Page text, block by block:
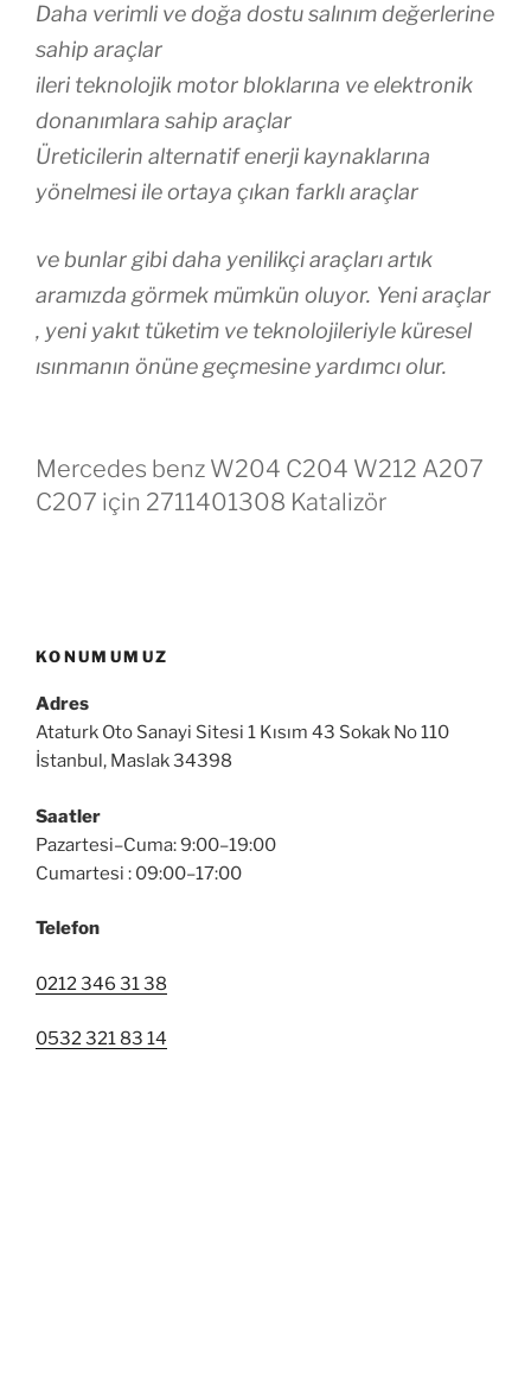
Daha verimli ve doğa dostu salınım değerlerine
sahip araçlar
ileri teknolojik motor bloklarına ve elektronik
donanımlara sahip araçlar
Üreticilerin alternatif enerji kaynaklarına
yönelmesi ile ortaya çıkan farklı araçlar
ve bunlar gibi daha yenilikçi araçları artık
aramızda görmek mümkün oluyor. Yeni araçlar
, yeni yakıt tüketim ve teknolojileriyle küresel
ısınmanın önüne geçmesine yardımcı olur.
Mercedes benz W204 C204 W212 A207
C207 için 2711401308 Katalizör
KONUMUMUZ
Adres
Ataturk Oto Sanayi Sitesi 1 Kısım 43 Sokak No 110
İstanbul, Maslak 34398
Saatler
Pazartesi–Cuma: 9:00–19:00
Cumartesi : 09:00–17:00
Telefon
0212 346 31 38
0532 321 83 14